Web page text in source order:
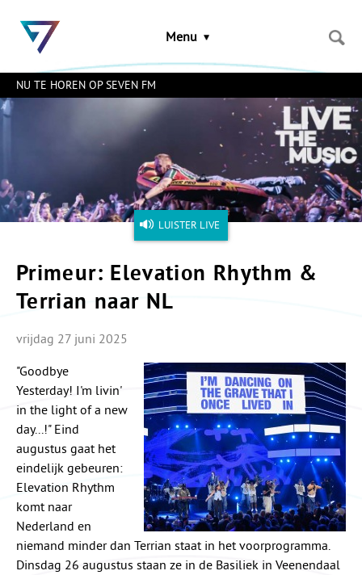
links
Spring
naar
Menu
NU TE HOREN OP SEVEN FM
LUISTER LIVE
Primeur: Elevation Rhythm &
Terrian naar NL
vrijdag 27 juni 2025
"Goodbye
Yesterday! I'm livin'
in the light of a new
day...!" Eind
augustus gaat het
eindelijk gebeuren:
Elevation Rhythm
komt naar
Nederland en
niemand minder dan Terrian staat in het voorprogramma.
Dinsdag 26 augustus staan ze in de Basiliek in Veenendaal